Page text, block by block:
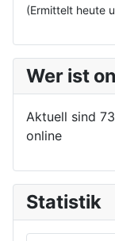
(Ermittelt heute
Wer ist
Aktuell sind
online
Statistik